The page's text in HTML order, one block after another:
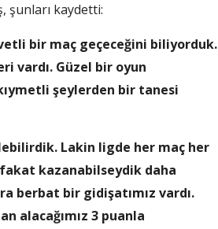
şunları kaydetti:
bir maç geçeceğini biliyorduk.
vardı. Güzel bir oyun
şeylerden bir tanesi
Lakin ligde her maç her
fakat kazanabilseydik daha
berbat bir gidişatımız vardı.
alacağımız 3 puanla